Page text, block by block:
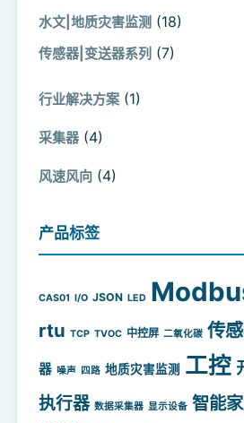
水文|地质灾害监测 (18)
传感器|变送器系列 (7)
行业解决方案 (1)
采集器 (4)
风速风向 (4)
产品标签
CAS01 I/O JSON LED
rtu TCP TVOC 中控屏 二氧化碳 传
器 噪声 四路 地质灾害监测 工控
执行器 数据采集器 显示设备 智能